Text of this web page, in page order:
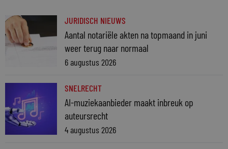
JURIDISCH NIEUWS
Aantal notariële akten na topmaand in juni
weer terug naar normaal
6 augustus 2026
SNELRECHT
AI-muziekaanbieder maakt inbreuk op
auteursrecht
4 augustus 2026